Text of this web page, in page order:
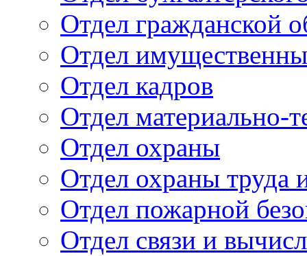
Отдел гражданской
Отдел
Отдел кадров
Отдел материально-
Отдел охраны
Отдел охраны труда
Отдел пожарной
Отдел связи и